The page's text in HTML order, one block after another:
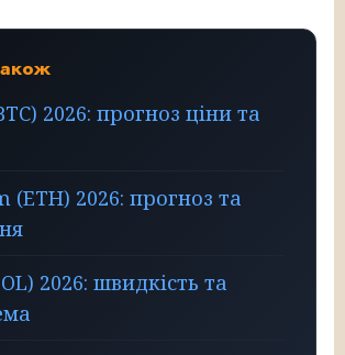
2026: прогноз ціни та
(ETH) 2026: прогноз та
2026: швидкість та